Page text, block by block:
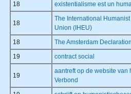
18
existentialisme est un
18
The International Humanist
Union (IHEU)
18
The Amsterdam
19
contract social
19
aantreft op de website van
Verbond